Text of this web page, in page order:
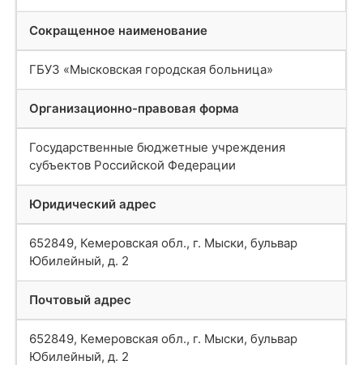
Сокращенное наименование
ГБУЗ «Мысковская городская больница»
Организационно-правовая форма
Государственные бюджетные учреждения
субъектов Российской Федерации
Юридический адрес
652849, Кемеровская обл., г. Мыски, бульвар
Юбилейный, д. 2
Почтовый адрес
652849, Кемеровская обл., г. Мыски, бульвар
Юбилейный, д. 2